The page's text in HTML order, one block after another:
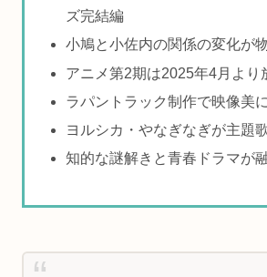
ズ完結編
小鳩と小佐内の関係の変化が
アニメ第2期は2025年4月より
ラパントラック制作で映像美
ヨルシカ・やなぎなぎが主題
知的な謎解きと青春ドラマが